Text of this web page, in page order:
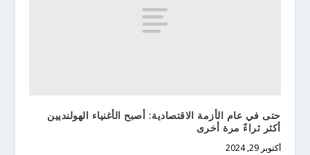
حتى في عام الأزمة الاقتصادية: أصبح الأغنياء الهولنديين
أكثر ثراءً مرة أخرى
أكتوبر 29, 2024